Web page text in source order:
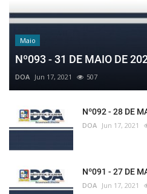
Maio
Nº093 - 31 DE MAIO DE
DOA Jun 17, 2021 507
Nº092 - 28 DE
DOA Jun 17, 2021
Nº091 - 27 DE
DOA Jun 17, 2021